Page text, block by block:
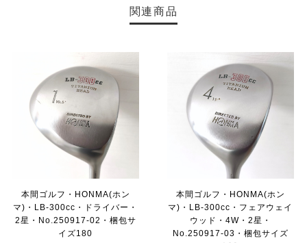
関連商品
本間ゴルフ・HONMA(ホン
マ)・LB-300cc・ドライバー・
2星・No.250917-02・梱包サ
イズ180
本間ゴルフ・HONMA(ホン
マ)・LB-300cc・フェアウェイ
ウッド・4W・2星・
No.250917-03・梱包サイズ